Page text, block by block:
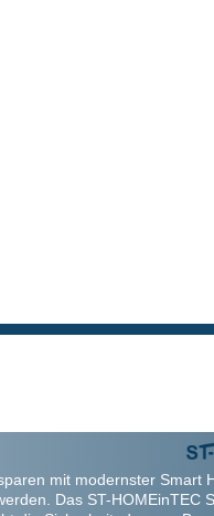
mit modernster Smart
Das ST-HOMEinTEC